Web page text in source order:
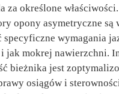
za określone
opony asymetryczne są
specyficzne wymagania
jak mokrej nawierzchni.
bieżnika jest
osiągów i